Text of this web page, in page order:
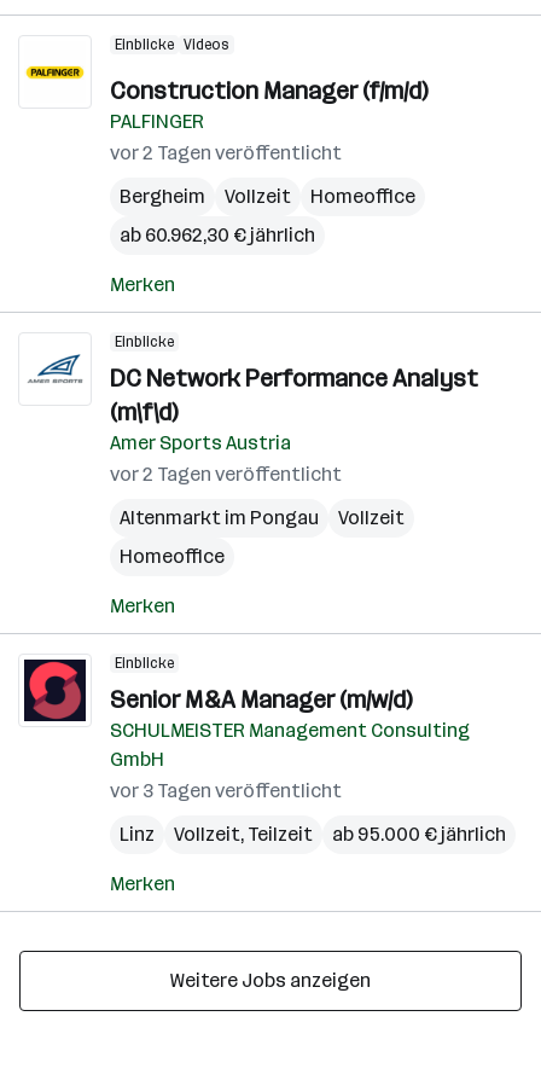
Einblicke Videos
Construction Manager (f/m/d)
PALFINGER
vor 2 Tagen veröffentlicht
Bergheim
Vollzeit
Homeoffice
ab 60.962,30 € jährlich
Merken
Einblicke
DC Network Performance Analyst
(m\f\d)
Amer Sports Austria
vor 2 Tagen veröffentlicht
Altenmarkt im Pongau
Vollzeit
Homeoffice
Merken
Einblicke
Senior M&A Manager (m/w/d)
SCHULMEISTER Management Consulting
GmbH
vor 3 Tagen veröffentlicht
Linz
Vollzeit, Teilzeit ab 95.000 € jährlich
Merken
Weitere Jobs anzeigen